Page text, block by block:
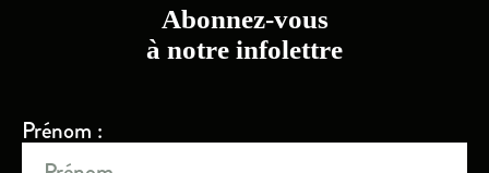
Abonnez-vous
à notre infolettre
Prénom :